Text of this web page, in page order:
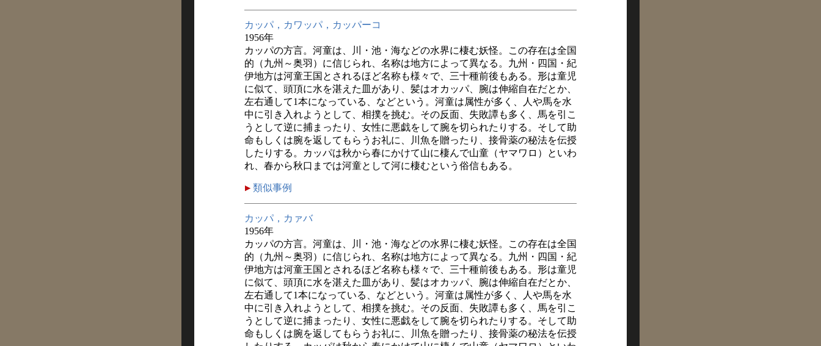
カッパ，カワッパ，カッパーコ
1956年
カッパの方言。河童は、川・池・海などの水界に棲む妖怪。この存在は全国
的（九州～奥羽）に信じられ、名称は地方によって異なる。九州・四国・紀
伊地方は河童王国とされるほど名称も様々で、三十種前後もある。形は童児
に似て、頭頂に水を湛えた皿があり、髪はオカッパ、腕は伸縮自在だとか、
左右通して1本になっている、などという。河童は属性が多く、人や馬を水
中に引き入れようとして、相撲を挑む。その反面、失敗譚も多く、馬を引こ
うとして逆に捕まったり、女性に悪戯をして腕を切られたりする。そして助
命もしくは腕を返してもらうお礼に、川魚を贈ったり、接骨薬の秘法を伝授
したりする。カッパは秋から春にかけて山に棲んで山童（ヤマワロ）といわ
れ、春から秋口までは河童として河に棲むという俗信もある。
類似事例
カッパ，カァバ
1956年
カッパの方言。河童は、川・池・海などの水界に棲む妖怪。この存在は全国
的（九州～奥羽）に信じられ、名称は地方によって異なる。九州・四国・紀
伊地方は河童王国とされるほど名称も様々で、三十種前後もある。形は童児
に似て、頭頂に水を湛えた皿があり、髪はオカッパ、腕は伸縮自在だとか、
左右通して1本になっている、などという。河童は属性が多く、人や馬を水
中に引き入れようとして、相撲を挑む。その反面、失敗譚も多く、馬を引こ
うとして逆に捕まったり、女性に悪戯をして腕を切られたりする。そして助
命もしくは腕を返してもらうお礼に、川魚を贈ったり、接骨薬の秘法を伝授